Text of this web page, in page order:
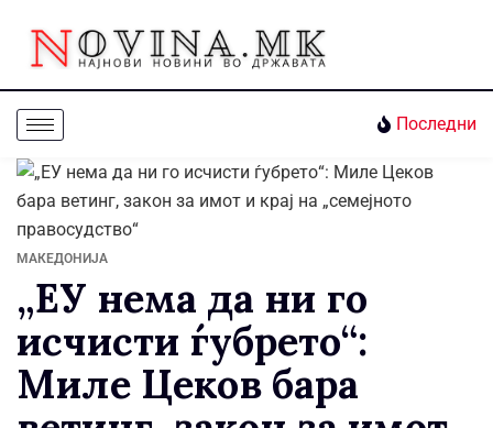
Последни
МАКЕДОНИЈА
„ЕУ нема да ни го
исчисти ѓубрето“:
Миле Цеков бара